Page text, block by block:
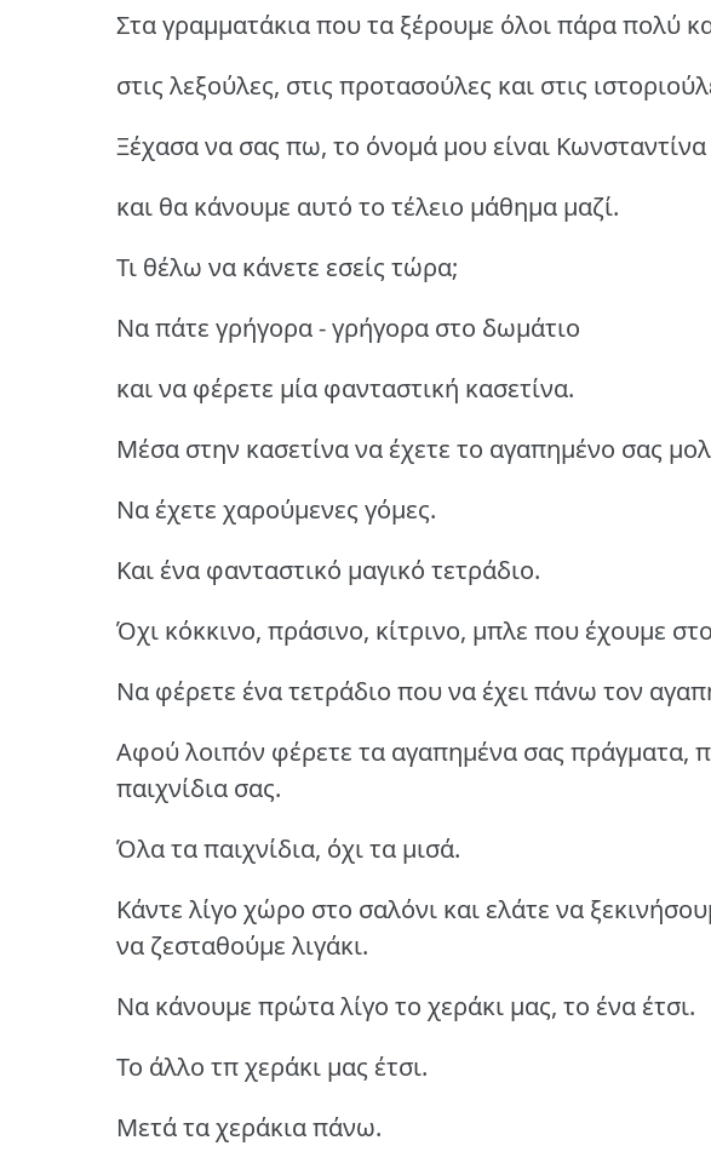
Στα γραμματάκια που τα ξέρουμε όλοι πάρα πολύ
στις λεξούλες, στις προτασούλες και στις
Ξέχασα να σας πω, το όνομά μου είναι Κωνσταντίνα
και θα κάνουμε αυτό το τέλειο μάθημα μαζί.
Τι θέλω να κάνετε εσείς τώρα;
Να πάτε γρήγορα - γρήγορα στο δωμάτιο
και να φέρετε μία φανταστική κασετίνα.
Μέσα στην κασετίνα να έχετε το αγαπημένο σας
Να έχετε χαρούμενες γόμες.
Και ένα φανταστικό μαγικό τετράδιο.
Όχι κόκκινο, πράσινο, κίτρινο, μπλε που έχουμε
Να φέρετε ένα τετράδιο που να έχει πάνω τον
Αφού λοιπόν φέρετε τα αγαπημένα σας πράγματα,
παιχνίδια σας.
Όλα τα παιχνίδια, όχι τα μισά.
Κάντε λίγο χώρο στο σαλόνι και ελάτε να
να ζεσταθούμε λιγάκι.
Να κάνουμε πρώτα λίγο το χεράκι μας, το ένα έτσι.
Το άλλο τπ χεράκι μας έτσι.
Μετά τα χεράκια πάνω.